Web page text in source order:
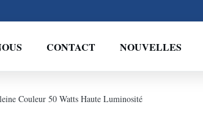
CONTACT NOUVELLES
Couleur 50 Watts Haute Luminosité